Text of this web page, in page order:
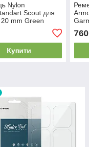
Nylon
Scout для
mm Green
Купити
760